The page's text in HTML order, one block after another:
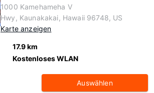
1000 Kamehameha V
Hwy, Kaunakakai, Hawaii 96748, US
Karte anzeigen
17.9 km
Kostenloses WLAN
Auswählen